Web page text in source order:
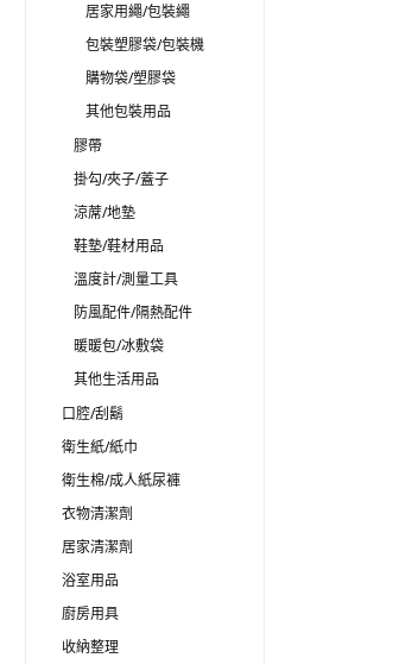
居家用繩/包裝繩
包裝塑膠袋/包裝機
購物袋/塑膠袋
其他包裝用品
膠帶
掛勾/夾子/蓋子
涼蓆/地墊
鞋墊/鞋材用品
溫度計/測量工具
防風配件/隔熱配件
暖暖包/冰敷袋
其他生活用品
口腔/刮鬍
衛生紙/紙巾
衛生棉/成人紙尿褲
衣物清潔劑
居家清潔劑
浴室用品
廚房用具
收納整理